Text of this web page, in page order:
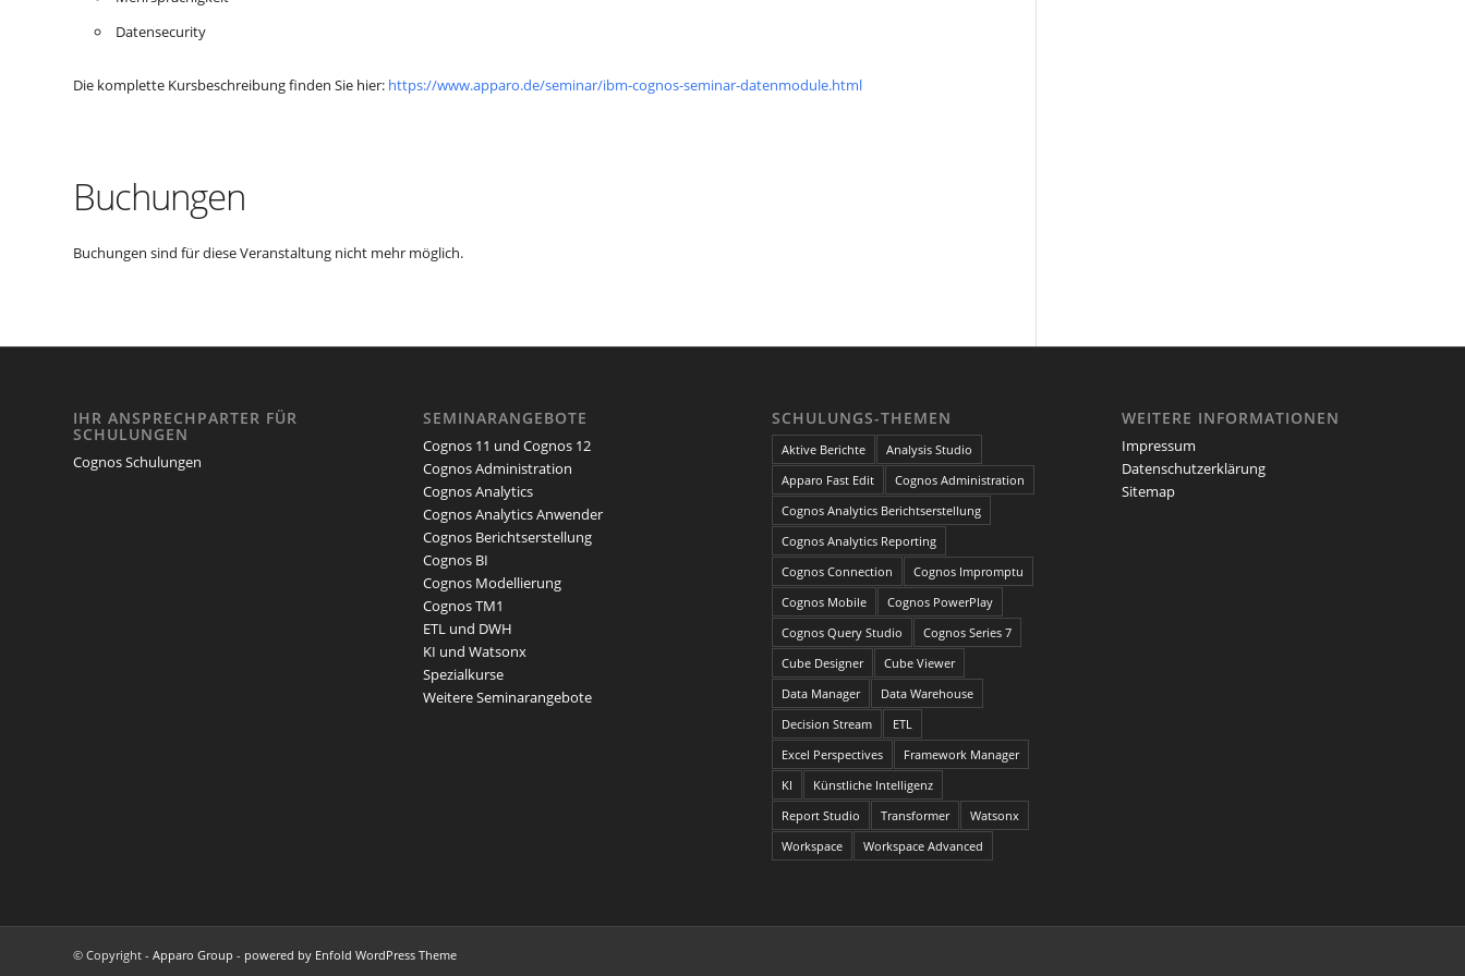
Datensecurity
Die komplette Kursbeschreibung finden Sie hier: https://www.apparo.de/seminar/ibm-cognos-seminar-datenmodule.html
Buchungen
Buchungen sind für diese Veranstaltung nicht mehr möglich.
IHR ANSPRECHPARTER FÜR
SCHULUNGEN
Cognos Schulungen
SEMINARANGEBOTE
Cognos 11 und Cognos 12
Cognos Administration
Cognos Analytics
Cognos Analytics Anwender
Cognos Berichtserstellung
Cognos BI
Cognos Modellierung
Cognos TM1
ETL und DWH
KI und Watsonx
Spezialkurse
Weitere Seminarangebote
SCHULUNGS-THEMEN
Aktive Berichte
Analysis Studio
Apparo Fast Edit
Cognos Administration
Cognos Analytics Berichtserstellung
Cognos Analytics Reporting
Cognos Connection
Cognos Impromptu
Cognos Mobile
Cognos PowerPlay
Cognos Query Studio
Cognos Series 7
Cube Designer
Cube Viewer
Data Manager
Data Warehouse
Decision Stream
ETL
Excel Perspectives
Framework Manager
KI
Künstliche Intelligenz
Report Studio
Transformer
Watsonx
Workspace
Workspace Advanced
WEITERE INFORMATIONEN
Impressum
Datenschutzerklärung
Sitemap
© Copyright - Apparo Group - powered by Enfold WordPress Theme